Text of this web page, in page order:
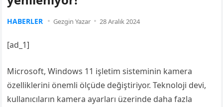
HABERLER Gezgin Yazar 28 Aralık 2024
[ad_1]
Microsoft, Windows 11 işletim sisteminin kamera
özelliklerini önemli ölçüde değiştiriyor. Teknoloji devi,
kullanıcıların kamera ayarları üzerinde daha fazla